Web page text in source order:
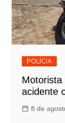
POLÍCIA
Motorista
acidente
8 de